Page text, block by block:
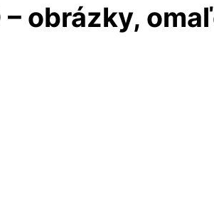
– obrázky,